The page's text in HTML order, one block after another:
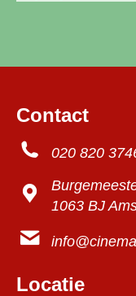
Contact
020 820
1063 BJ
Locatie